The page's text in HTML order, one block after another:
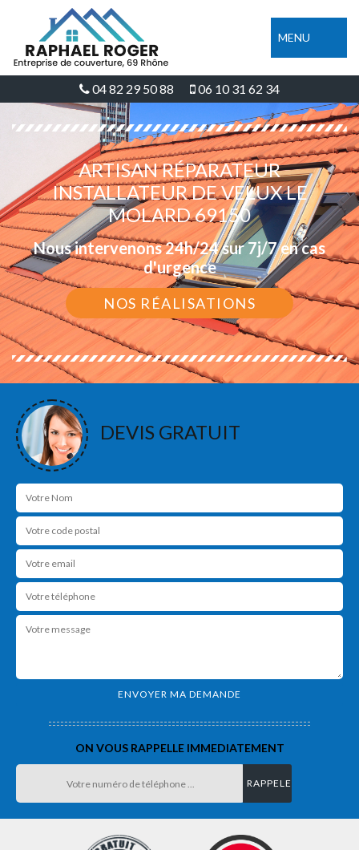
MENU
04 82 29 50 88 06 10 31 62 34
ARTISAN RÉPARATEUR
INSTALLATEUR DE VELUX LE
MOLARD 69150
Nous intervenons 24h/24 sur 7j/7 en cas
d'urgence
NOS RÉALISATIONS
DEVIS GRATUIT
ON VOUS RAPPELLE IMMEDIATEMENT